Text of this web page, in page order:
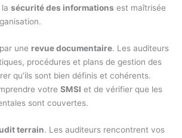
lasécurité des informations est maîtrisée
une revue documentaire. Les auditeurs
procédures et plans de gestion des
qu’ils sont bien définis et cohérents.
votreSMSI et de vérifier que les
sont couvertes.
terrain. Les auditeurs rencontrent vos